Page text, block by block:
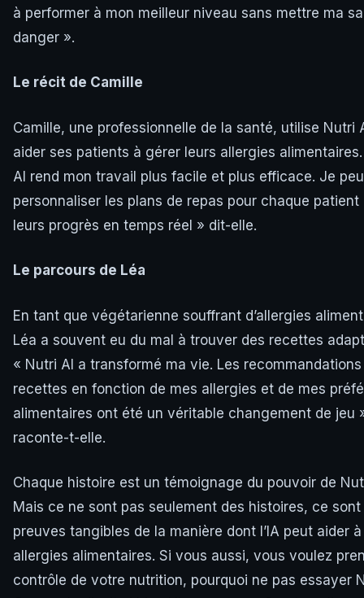
à performer à mon meilleur niveau sans mettre ma
danger ».
Le récit de Camille
Camille, une professionnelle de la santé, utilise Nutri
aider ses patients à gérer leurs allergies
AI rend mon travail plus facile et plus efficace. Je
personnaliser les plans de repas pour chaque
leurs progrès en temps réel » dit-elle.
Le parcours de Léa
En tant que végétarienne souffrant d’allergies
Léa a souvent eu du mal à trouver des recettes
« Nutri AI a transformé ma vie. Les
recettes en fonction de mes allergies et de mes
alimentaires ont été un véritable changement de jeu
raconte-t-elle.
Chaque histoire est un témoignage du pouvoir de
Mais ce ne sont pas seulement des histoires, ce sont
preuves tangibles de la manière dont l’IA peut aider
allergies alimentaires. Si vous aussi, vous voulez
contrôle de votre nutrition, pourquoi ne pas essayer